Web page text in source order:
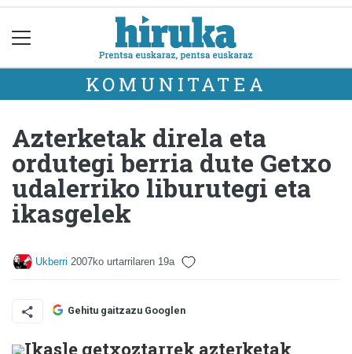
KOMUNITATEA
Azterketak direla eta
ordutegi berria dute Getxo
udalerriko liburutegi eta
ikasgelek
Ukberri 2007ko urtarrilaren 19a
Gehitu gaitzazu Googlen
Ikasle getxoztarrek azterketak